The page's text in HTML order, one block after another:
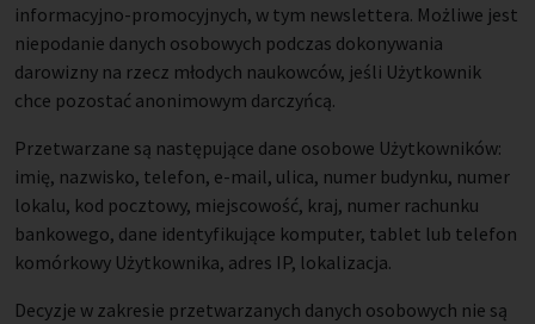
informacyjno-promocyjnych, w tym newslettera. Możliwe jest
niepodanie danych osobowych podczas dokonywania
darowizny na rzecz młodych naukowców, jeśli Użytkownik
chce pozostać anonimowym darczyńcą.
Przetwarzane są następujące dane osobowe Użytkowników:
imię, nazwisko, telefon, e-mail, ulica, numer budynku, numer
lokalu, kod pocztowy, miejscowość, kraj, numer rachunku
bankowego, dane identyfikujące komputer, tablet lub telefon
komórkowy Użytkownika, adres IP, lokalizacja.
Decyzje w zakresie przetwarzanych danych osobowych nie są